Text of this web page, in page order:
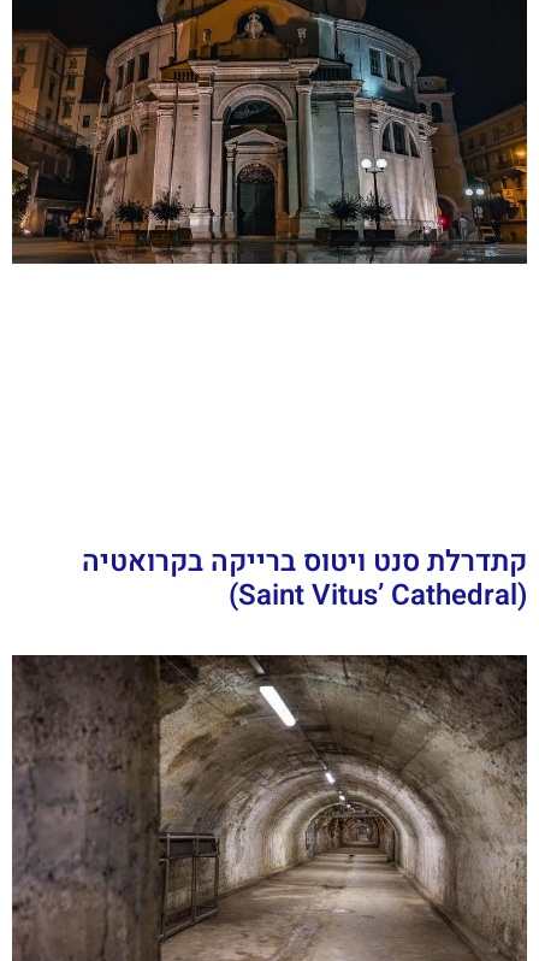
קתדרלת סנט ויטוס ברייקה בקרואטיה
(Saint Vitus’ Cathedral)